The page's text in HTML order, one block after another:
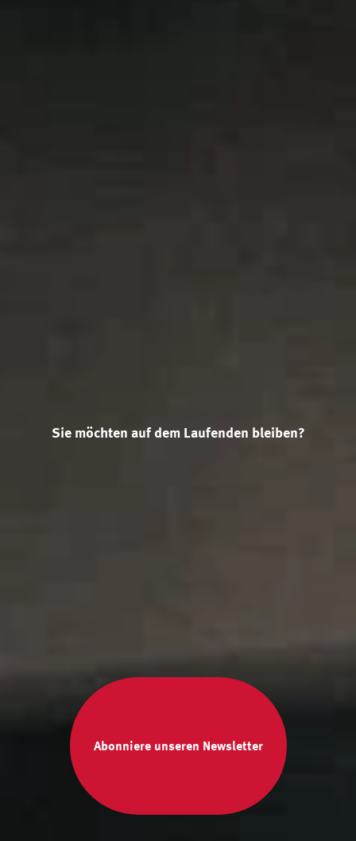
Sie möchten auf dem Laufenden bleiben?
Abonniere unseren Newsletter